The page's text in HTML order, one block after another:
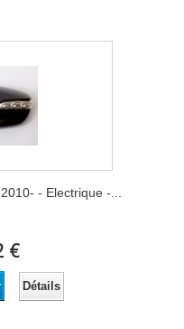
- Electrique -...
€
Détails